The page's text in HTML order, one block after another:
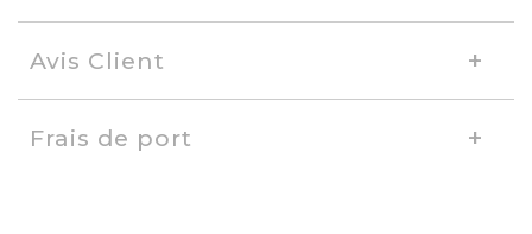
Avis Client
Frais de port